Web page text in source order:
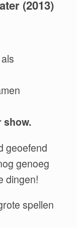
(2013)
show.
geoefend
genoeg
dingen!
spellen